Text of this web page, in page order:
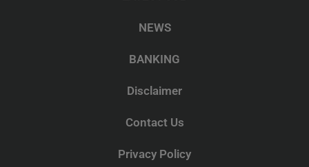
NEWS
BANKING
Disclaimer
Contact Us
Privacy Policy